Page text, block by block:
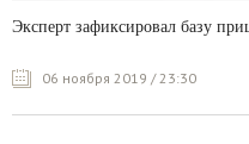
Эксперт зафиксировал базу
06 ноября 2019 / 23:30